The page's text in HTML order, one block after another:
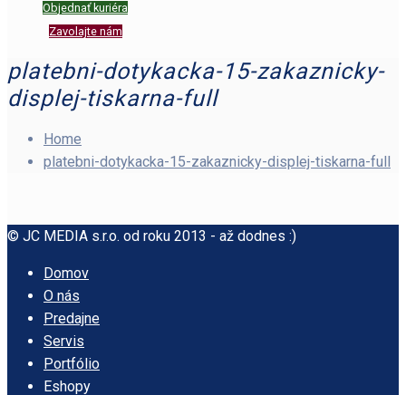
Objednať kuriéra
Zavolajte nám
platebni-dotykacka-15-zakaznicky-
displej-tiskarna-full
Home
platebni-dotykacka-15-zakaznicky-displej-tiskarna-full
© JC MEDIA s.r.o. od roku 2013 - až dodnes :)
Domov
O nás
Predajne
Servis
Portfólio
Eshopy